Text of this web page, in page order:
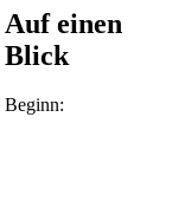
Auf einen
Blick
Beginn: